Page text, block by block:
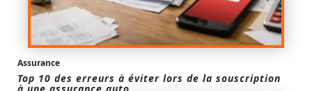
Assurance
Top 10 des erreurs à éviter lors de la souscription
à une assurance auto